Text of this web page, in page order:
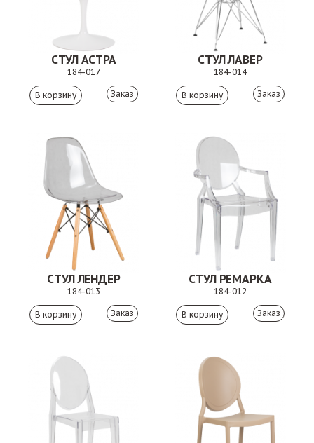
СТУЛ АСТРА
184-017
Заказ
СТУЛ ЛАВЕР
184-014
Заказ
СТУЛ ЛЕНДЕР
184-013
Заказ
СТУЛ РЕМАРКА
184-012
Заказ